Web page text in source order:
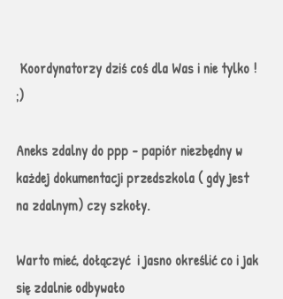
;)
Aneks zdalny do ppp - papiór niezbędny w
każdej dokumentacji przedszkola ( gdy jest
na zdalnym) czy szkoły.
Warto mieć, dołączyć  i jasno określić co i jak
się zdalnie odbywało